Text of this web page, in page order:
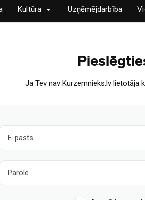
Kultūra Uzņēmējdarbība
Ja Tev nav Kurzemnieks.lv lietotāja